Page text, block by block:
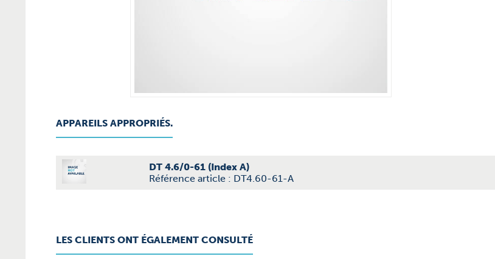
APPAREILS APPROPRIÉS.
DT 4.6/0-61 (Index A)
Référence article : DT4.60-61-A
LES CLIENTS ONT ÉGALEMENT CONSULTÉ